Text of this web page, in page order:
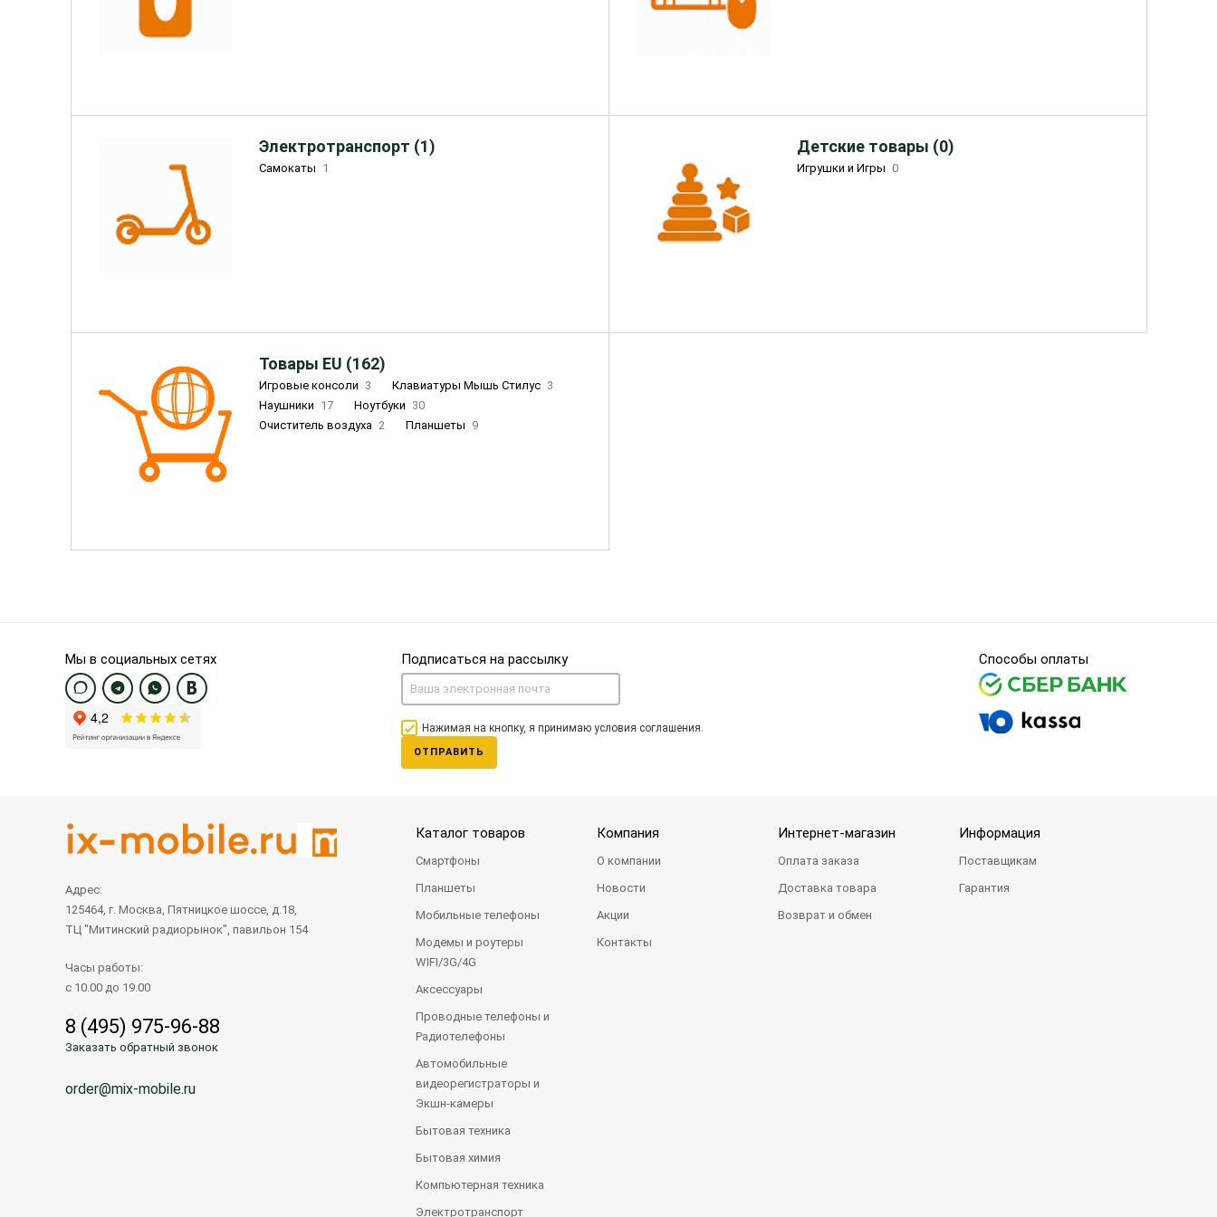
Электротранспорт (1)
Самокаты 1
Детские товары (0)
Игрушки и Игры 0
Товары EU (162)
Игровые консоли 3 Клавиатуры Мышь Стилус 3
Наушники 17 Ноутбуки 30
Очиститель воздуха 2 Планшеты 9
Мы в социальных сетях Подписаться на рассылку
Нажимая на кнопку, я принимаю условия соглашения.
ОТПРАВИТЬ
Способы оплаты
Адрес:
125464, г. Москва, Пятницкое шоссе, д.18,
ТЦ "Митинский радиорынок", павильон 154
Часы работы:
с 10.00 до 19.00
8 (495) 975-96-88
Заказать обратный звонок
order@mix-mobile.ru
Каталог товаров
Смартфоны
Планшеты
Мобильные телефоны
Модемы и роутеры
WIFI/3G/4G
Аксессуары
Проводные телефоны и
Радиотелефоны
Автомобильные
видеорегистраторы и
Экшн-камеры
Бытовая техника
Бытовая химия
Компьютерная техника
Электротранспорт
Компания
О компании
Новости
Акции
Контакты
Интернет-магазин
Оплата заказа
Доставка товара
Возврат и обмен
Информация
Поставщикам
Гарантия